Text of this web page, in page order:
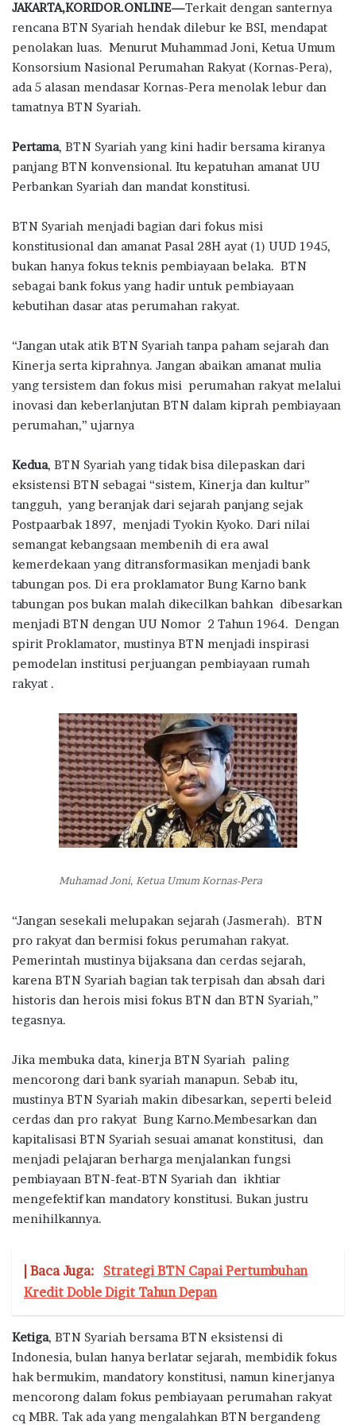
e
b
o
o
k
it
te
r
at
s
A
p
p
e e
g
ra
m
ar
e
JAKARTA,KORIDOR.ONLINE—Terkait dengan santernya
rencana BTN Syariah hendak dilebur ke BSI, mendapat
penolakan luas. Menurut Muhammad Joni, Ketua Umum
Konsorsium Nasional Perumahan Rakyat (Kornas-Pera),
ada 5 alasan mendasar Kornas-Pera menolak lebur dan
tamatnya BTN Syariah.
Pertama, BTN Syariah yang kini hadir bersama kiranya
panjang BTN konvensional. Itu kepatuhan amanat UU
Perbankan Syariah dan mandat konstitusi.
BTN Syariah menjadi bagian dari fokus misi
konstitusional dan amanat Pasal 28H ayat (1) UUD 1945,
bukan hanya fokus teknis pembiayaan belaka. BTN
sebagai bank fokus yang hadir untuk pembiayaan
kebutihan dasar atas perumahan rakyat.
“Jangan utak atik BTN Syariah tanpa paham sejarah dan
Kinerja serta kiprahnya. Jangan abaikan amanat mulia
yang tersistem dan fokus misi perumahan rakyat melalui
inovasi dan keberlanjutan BTN dalam kiprah pembiayaan
perumahan,” ujarnya
Kedua, BTN Syariah yang tidak bisa dilepaskan dari
eksistensi BTN sebagai “sistem, Kinerja dan kultur”
tangguh, yang beranjak dari sejarah panjang sejak
Postpaarbak 1897, menjadi Tyokin Kyoko. Dari nilai
semangat kebangsaan membenih di era awal
kemerdekaan yang ditransformasikan menjadi bank
tabungan pos. Di era proklamator Bung Karno bank
tabungan pos bukan malah dikecilkan bahkan dibesarkan
menjadi BTN dengan UU Nomor 2 Tahun 1964. Dengan
spirit Proklamator, mustinya BTN menjadi inspirasi
pemodelan institusi perjuangan pembiayaan rumah
rakyat .
Muhamad Joni, Ketua Umum Kornas-Pera
“Jangan sesekali melupakan sejarah (Jasmerah). BTN
pro rakyat dan bermisi fokus perumahan rakyat.
Pemerintah mustinya bijaksana dan cerdas sejarah,
karena BTN Syariah bagian tak terpisah dan absah dari
historis dan herois misi fokus BTN dan BTN Syariah,”
tegasnya.
Jika membuka data, kinerja BTN Syariah paling
mencorong dari bank syariah manapun. Sebab itu,
mustinya BTN Syariah makin dibesarkan, seperti beleid
cerdas dan pro rakyat Bung Karno.Membesarkan dan
kapitalisasi BTN Syariah sesuai amanat konstitusi, dan
menjadi pelajaran berharga menjalankan fungsi
pembiayaan BTN-feat-BTN Syariah dan ikhtiar
mengefektifkan mandatory konstitusi. Bukan justru
menihilkannya.
| Baca Juga:
Strategi BTN Capai Pertumbuhan
Kredit Doble Digit Tahun Depan
Ketiga, BTN Syariah bersama BTN eksistensi di
Indonesia, bulan hanya berlatar sejarah, membidik fokus
hak bermukim, mandatory konstitusi, namun kinerjanya
mencorong dalam fokus pembiayaan perumahan rakyat
cq MBR. Tak ada yang mengalahkan BTN bergandeng